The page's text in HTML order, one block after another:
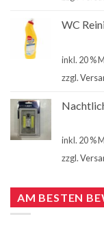
WC
inkl. 20 %
zzgl.
inkl. 20 %
zzgl.
AM BESTEN